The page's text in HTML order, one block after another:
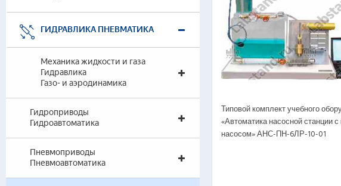
ГИДРАВЛИКА ПНЕВМАТИКА
Механика жидкости и газа
Гидравлика
Газо- и аэродинамика
Гидроприводы
Гидроавтоматика
Пневмоприводы
Пневмоавтоматика
Типовой комплект учебного
«Автоматика насосной станции
насосом» АНС-ПН-6ЛР-10-01